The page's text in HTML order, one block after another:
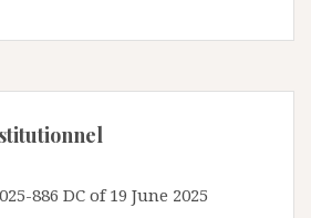
886 DC of 19 June 2025